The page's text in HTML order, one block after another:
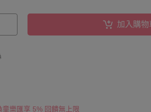
加入購物
樂匯享 5% 回饋無上限